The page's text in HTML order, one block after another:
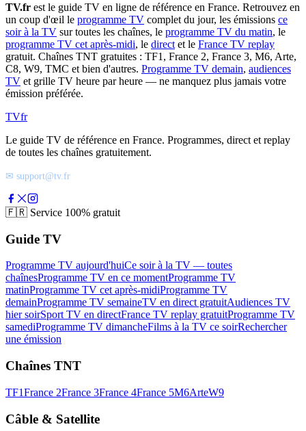
TV.fr est le guide TV en ligne de référence en France. Retrouvez en
un coup d'œil le programme TV complet du jour, les émissions ce
soir à la TV sur toutes les chaînes, le programme TV du matin, le
programme TV cet après-midi, le direct et le France TV replay
gratuit. Chaînes TNT gratuites : TF1, France 2, France 3, M6, Arte,
C8, W9, TMC et bien d'autres. Programme TV demain, audiences
TV et grille TV heure par heure — ne manquez plus jamais votre
émission préférée.
TVfr
Le guide TV de référence en France. Programmes, direct et replay
de toutes les chaînes gratuitement.
✉ support@tv.fr
🇫🇷 Service 100% gratuit
Guide TV
Programme TV aujourd'huiCe soir à la TV — toutes
chaînesProgramme TV en ce momentProgramme TV
matinProgramme TV cet après-midiProgramme TV
demainProgramme TV semaineTV en direct gratuitAudiences TV
hier soirSport TV en directFrance TV replay gratuitProgramme TV
samediProgramme TV dimancheFilms à la TV ce soirRechercher
une émission
Chaînes TNT
TF1France 2France 3France 4France 5M6ArteW9
Câble & Satellite